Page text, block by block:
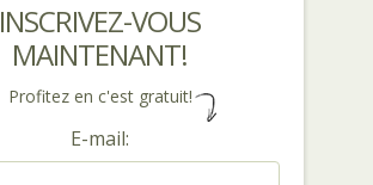
INSCRIVEZ-VOUS
MAINTENANT!
Profitez en c'est gratuit!
E-mail: